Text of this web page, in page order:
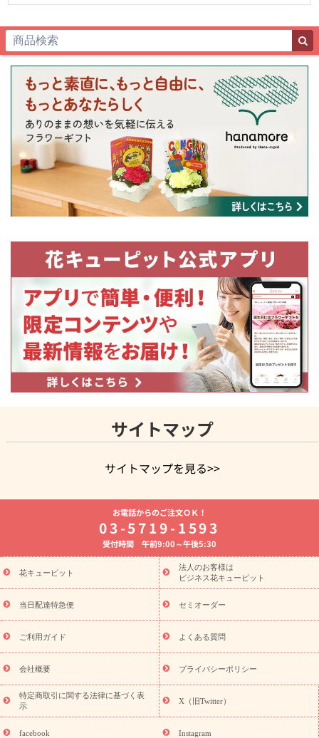
サイトマップ
サイトマップを見る>>
よく贈られる花
お祝いの花特集
誕生日フラワーギフト特集
8月の誕生花(トルコキキョウ)
開店・開業祝い
お供え・お悔やみ お供え・お悔やみの花
通夜・葬儀に贈る花 胡蝶蘭・花鉢
ーブドフラワー
季節のイベント
ひまわり ギフト・プレゼント
特集
お盆 花（新盆・初盆） 季節のイベント
お盆 花（新
盆・初盆）
お盆 花（新盆・初盆）
お盆・お供え 花とセットギ
フト
お盆・お供え プリザーブドフラワー
ひまわり ギフト・プ
レゼント特集
夏の花贈り・お中元・暑中見舞い 花のギフト特集
敬老の日におくる花ギフト・プレゼント特集
花ギフト・プレゼント特集
敬老の日 花のおすすめランキング
敬
老の日 花鉢植えのギフト・プレゼント特集
敬老の日 花とセットギ
フト・プレゼント特集
敬老の日の花 全てのギフト一覧
キャン
ペーン
映画『ウォーターガーディアンズ』コラボキャンペーン
「きょう誕生日なんです」キャンペーン
誕生日の花を探す
誕生日フラワーギフト 誕生日フラワーギフト特集
お電話からのご注文ＯＫ！
03-5719-1593
受付時間 午前9:00～午後5:30
花キューピット
法人のお客様は
ビジネス花キューピット
当日配達特急便 セミオーダー
ご利用ガイド よくある質問
会社概要 プライバシーポリシー
特定商取引に関する法律に基づく表
示
X（旧Twitter）
facebook Instagram